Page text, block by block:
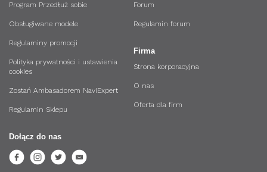
Forum
Regulamin forum
Firma
Strona korporacyjna
O nas
Oferta dla firm
Program Przedłuż sobie
Obsługiwane modele
Regulaminy promocji
Polityka prywatności i ustawienia
cookies
Zostań Ambasadorem NaviExpert
Regulamin Sklepu
Dołącz do nas